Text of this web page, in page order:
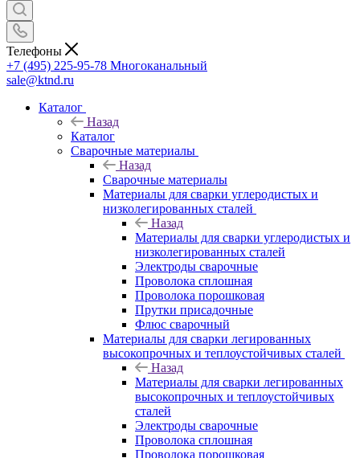
Телефоны
+7 (495) 225-95-78 Многоканальный
sale@ktnd.ru
Каталог
Назад
Каталог
Сварочные материалы
Назад
Сварочные материалы
Материалы для сварки углеродистых и
низколегированных сталей
Назад
Материалы для сварки углеродистых и
низколегированных сталей
Электроды сварочные
Проволока сплошная
Проволока порошковая
Прутки присадочные
Флюс сварочный
Материалы для сварки легированных
высокопрочных и теплоустойчивых сталей
Назад
Материалы для сварки легированных
высокопрочных и теплоустойчивых
сталей
Электроды сварочные
Проволока сплошная
Проволока порошковая